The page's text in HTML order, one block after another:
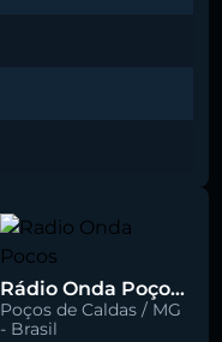
Rádio Onda Poços 96.7 FM
Poços de Caldas / MG
- Brasil